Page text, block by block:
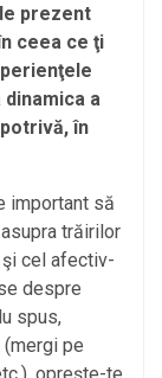
prezent
ceea ce ţi
a
în
important să
trăirilor
cel afectiv-
despre
spus,
pe